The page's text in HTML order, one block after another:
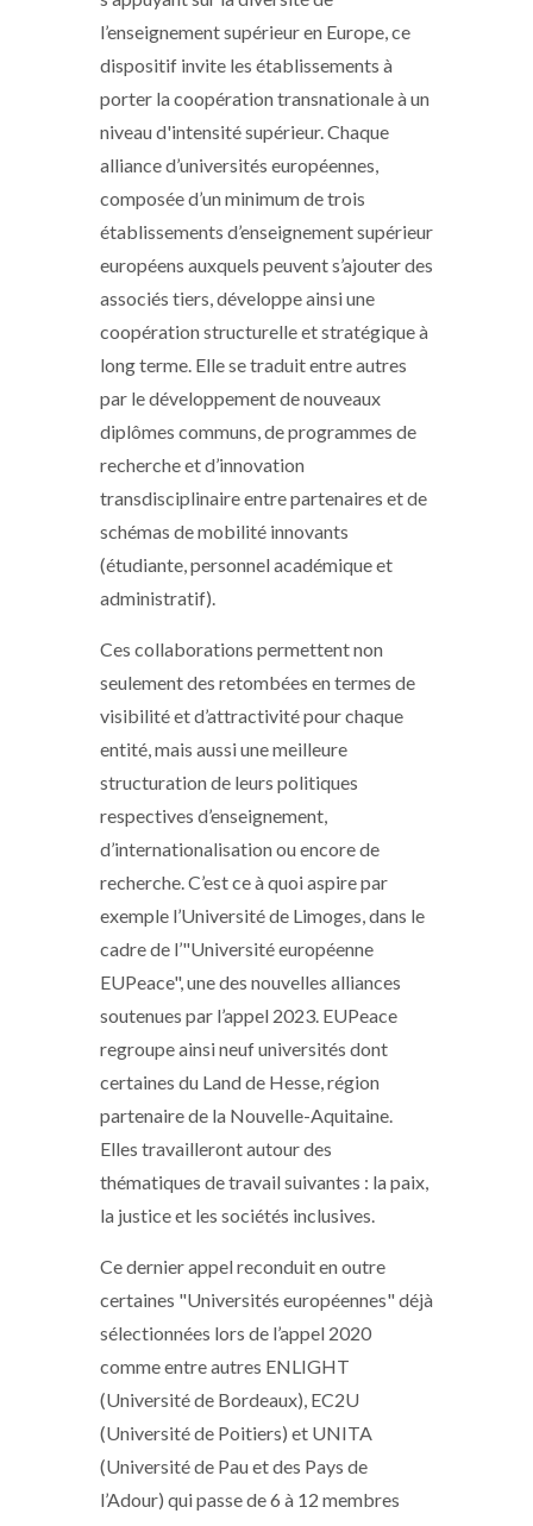
l’enseignement supérieur en Europe, ce
dispositif invite les établissements à
porter la coopération transnationale à un
niveau d'intensité supérieur. Chaque
alliance d’universités européennes,
composée d’un minimum de trois
établissements d’enseignement supérieur
européens auxquels peuvent s’ajouter des
associés tiers, développe ainsi une
coopération structurelle et stratégique à
long terme. Elle se traduit entre autres
par le développement de nouveaux
diplômes communs, de programmes de
recherche et d’innovation
transdisciplinaire entre partenaires et de
schémas de mobilité innovants
(étudiante, personnel académique et
administratif).
Ces collaborations permettent non
seulement des retombées en termes de
visibilité et d’attractivité pour chaque
entité, mais aussi une meilleure
structuration de leurs politiques
respectives d’enseignement,
d’internationalisation ou encore de
recherche. C’est ce à quoi aspire par
exemple l’Université de Limoges, dans le
cadre de l’"Université européenne
EUPeace", une des nouvelles alliances
soutenues par l’appel 2023. EUPeace
regroupe ainsi neuf universités dont
certaines du Land de Hesse, région
partenaire de la Nouvelle-Aquitaine.
Elles travailleront autour des
thématiques de travail suivantes : la paix,
la justice et les sociétés inclusives.
Ce dernier appel reconduit en outre
certaines "Universités européennes" déjà
sélectionnées lors de l’appel 2020
comme entre autres ENLIGHT
(Université de Bordeaux), EC2U
(Université de Poitiers) et UNITA
(Université de Pau et des Pays de
l’Adour) qui passe de 6 à 12 membres